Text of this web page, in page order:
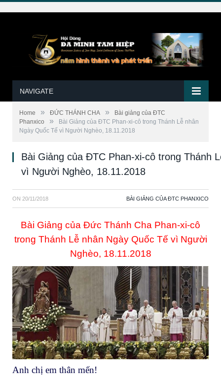
NAVIGATE
Home » ĐỨC THÁNH CHA »
Bài giảng của ĐTC
Phanxico
»
Bài Giảng của ĐTC Phan-xi-cô trong Thánh Lễ nhân
Ngày Quốc Tế vì Người Nghèo, 18.11.2018
Bài Giảng của ĐTC Phan-xi-cô trong Thánh
vì Người Nghèo, 18.11.2018
ON 20/11/2018 BÀI GIẢNG CỦA ĐTC PHANXICO
Bài Giảng của Đức Thánh Cha Phan-xi-cô
trong Thánh Lễ nhân Ngày Quốc Tế vì Người
Nghèo, 18.11.2018
Anh chị em thân mến!